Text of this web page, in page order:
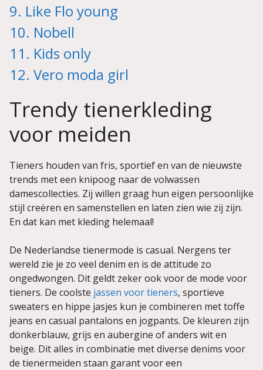
9. Like Flo young
10. Nobell
11. Kids only
12. Vero moda girl
Trendy tienerkleding
voor meiden
Tieners houden van fris, sportief en van de nieuwste
trends met een knipoog naar de volwassen
damescollecties. Zij willen graag hun eigen persoonlijke
stijl creëren en samenstellen en laten zien wie zij zijn.
En dat kan met kleding helemaal!
De Nederlandse tienermode is casual. Nergens ter
wereld zie je zo veel denim en is de attitude zo
ongedwongen. Dit geldt zeker ook voor de mode voor
tieners. De coolste jassen voor tieners, sportieve
sweaters en hippe jasjes kun je combineren met toffe
jeans en casual pantalons en jogpants. De kleuren zijn
donkerblauw, grijs en aubergine of anders wit en
beige. Dit alles in combinatie met diverse denims voor
de tienermeiden staan garant voor een